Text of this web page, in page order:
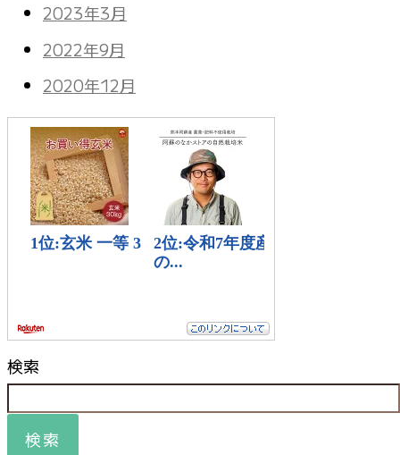
2023年3月
2022年9月
2020年12月
検索
検索